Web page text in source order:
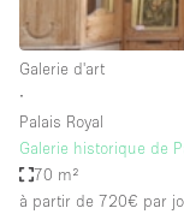
Chauffage
Comptoir
Concierge
Cuisine
De plain-pied
Galerie d'art
∙
Palais Royal
Galerie historique de
70 m²
à partir de 720€ par